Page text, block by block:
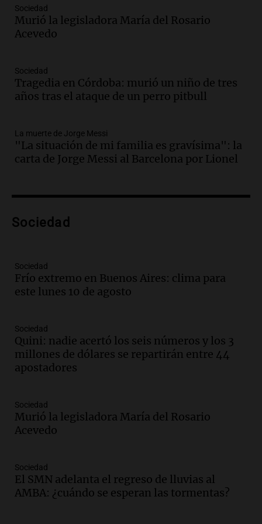
la historia del club de Irlanda
revolucionado por hinchas argentinos
Amamos los Domingos
Audio.
argentino regresa al país tras conflicto
con Brasil
Audio.Bomberos asisten a senderista
con fractura de tobillo en refugio Doña
Rosa
Episodios
investigación internacional sobre asma
Episodios
Audio.Suspenden descuento en SUBE y
aumentan tarifas del SUBTE en Buenos
Episodios
Audio.Kicillof critica la desregulación
financiera y el aumento de la morosidad
Episodios
Audio.La UNT evalúa apelación ante la
Corte Suprema tras fallo que aparta a
Episodios
Audio.El cardenal Ángel Rossi advirtió
Sociedad
Murió la legisladora María del Rosario
Acevedo
Sociedad
Tragedia en Córdoba: murió un niño de tres
años tras el ataque de un perro pitbull
La muerte de Jorge Messi
"La situación de mi familia es gravísima": la
carta de Jorge Messi al Barcelona por Lionel
Sociedad
Sociedad
Frío extremo en Buenos Aires: clima para
este lunes 10 de agosto
Sociedad
Quini: nadie acertó los seis números y los 3
millones de dólares se repartirán entre 44
apostadores
Sociedad
Murió la legisladora María del Rosario
Acevedo
Sociedad
El SMN adelanta el regreso de lluvias al
AMBA: ¿cuándo se esperan las tormentas?